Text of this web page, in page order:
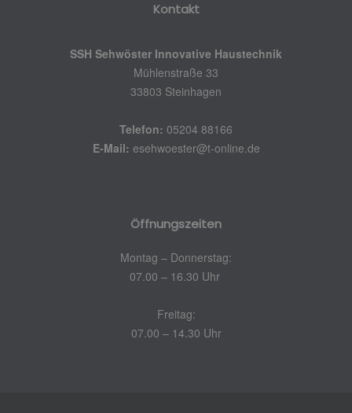
Kontakt
SSH Sehwöster Innovative Haustechnik
Mühlenstraße 33
33803 Steinhagen
Telefon: 05204 88166
E-Mail: esehwoester@t-online.de
Öffnungszeiten
Montag – Donnerstag:
07.00 – 16.30 Uhr
Freitag:
07.00 – 14.30 Uhr